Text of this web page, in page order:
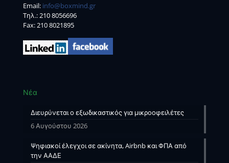
Email: info@boxmind.gr
Tηλ.:210 8056696
Fax: 210 8021895
Νέα
Διευρύνεται ο εξωδικαστικός για μικροοφειλέτες
6 Αυγούστου 2026
Ψηφιακοί έλεγχοι σε ακίνητα, Airbnb και ΦΠΑ από
την ΑΑΔΕ